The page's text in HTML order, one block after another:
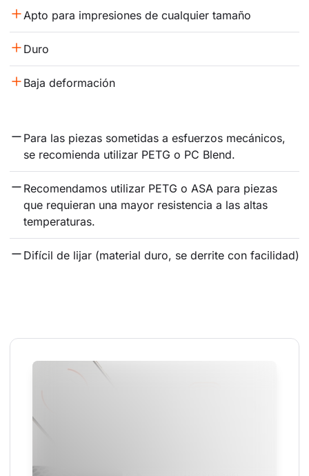
Apto para impresiones de cualquier tamaño
Duro
Baja deformación
Para las piezas sometidas a esfuerzos mecánicos,
se recomienda utilizar PETG o PC Blend.
Recomendamos utilizar PETG o ASA para piezas
que requieran una mayor resistencia a las altas
temperaturas.
Difícil de lijar (material duro, se derrite con facilidad)